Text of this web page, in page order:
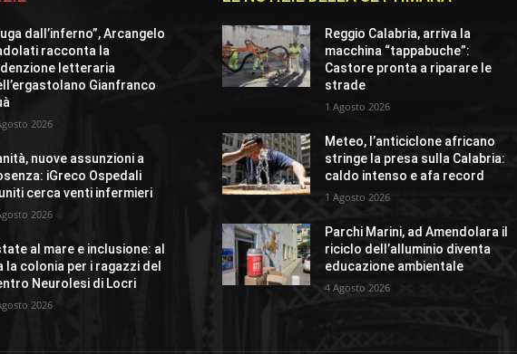
dall’inferno”, Arcangelo
racconta la
letteraria
Gianfranco
2026
nuove assunzioni a
iGreco Ospedali
cerca venti infermieri
2026
al mare e inclusione: al
la colonia per i ragazzi del
Neurolesi di Locri
2026
Reggio Calabria, arriva la
macchina “tappabuche”:
Castore pronta a riparare le
strade
1 Agosto 2026
Meteo, l’anticiclone africano
stringe la presa sulla Calabria:
caldo intenso e afa record
1 Agosto 2026
Parchi Marini, ad Amendolara il
riciclo dell’alluminio diventa
educazione ambientale
4 Agosto 2026